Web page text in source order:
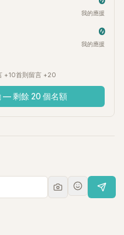
我的應援
0
我的應援
+10首則留言 +20
— 剩餘 20 個名額